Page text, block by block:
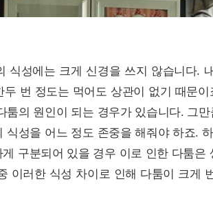
식성에는 크게 신경을 쓰지 않습니다.
번 정도는 먹어도 상관이 없기 때문
툼의 원인이 되는 경우가 있습니다. 그
식성을 어느 정도 존중을 해줘야 하죠.
구분되어 있을 경우 이로 인한 다툼은
이러한 식성 차이로 인해 다툼이 크게